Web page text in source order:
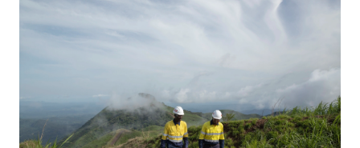
aprofundadas de boas histórias e materiais informativos.
Grandes empresas reduzem presença […]